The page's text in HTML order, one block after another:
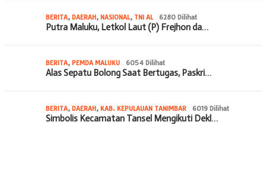
BERITA, DAERAH, NASIONAL, TNI AL 6280 Dilihat
Putra Maluku, Letkol Laut (P) Frejhon da…
BERITA, PEMDA MALUKU 6054 Dilihat
Alas Sepatu Bolong Saat Bertugas, Paskri…
BERITA, DAERAH, KAB. KEPULAUAN TANIMBAR 6019 Dilihat
Simbolis Kecamatan Tansel Mengikuti Dekl…